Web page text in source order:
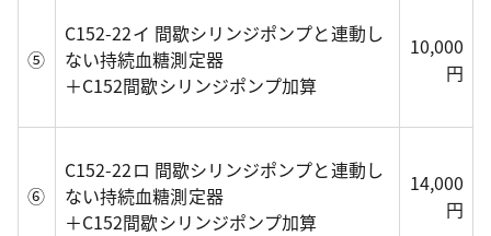
⑤
C152-22イ 間歇シリンジポンプと連動し
ない持続血糖測定器
＋C152間歇シリンジポンプ加算
10,000
円
⑥
C152-22ロ 間歇シリンジポンプと連動し
ない持続血糖測定器
＋C152間歇シリンジポンプ加算
14,000
円